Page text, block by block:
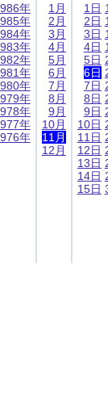
年
年
年
年
年
年
年
年
年
年
年
1月
2月
3月
4月
5月
6月
7月
8月
9月
10月
11月
12月
1日
2日
3日
4日
5日
6日
7日
8日
9日
10日
11日
12日
13日
14日
15日